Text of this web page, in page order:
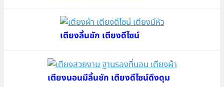
เตียงลิ้นชัก เตียงดีไซน์
เตียงนอนมีลิ้นชัก เตียงดีไซน์ดึงดุม